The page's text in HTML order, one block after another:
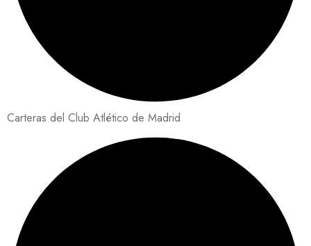
Carteras del Club Atlético de Madrid